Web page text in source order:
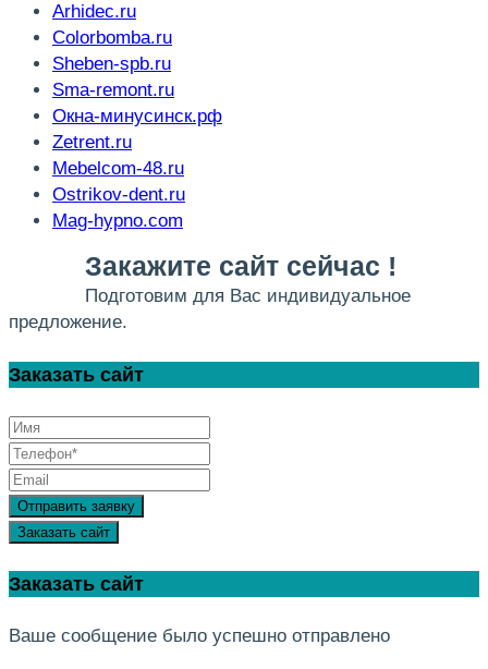
Arhidec.ru
Colorbomba.ru
Sheben-spb.ru
Sma-remont.ru
Окна-минусинск.рф
Zetrent.ru
Mebelcom-48.ru
Ostrikov-dent.ru
Mag-hypno.com
Закажите сайт сейчас !
Подготовим для Вас индивидуальное
предложение.
Заказать сайт
Отправить заявку
Заказать сайт
Заказать сайт
Ваше сообщение было успешно отправлено